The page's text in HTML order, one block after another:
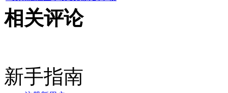
相关评论
新手指南